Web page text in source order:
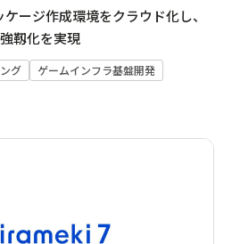
ージ作成環境をクラウド化し、
靱化を実現
グ
ゲームインフラ基盤開発